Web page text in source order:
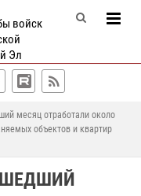
войск
Эл
месяц отработали около
объектов и квартир